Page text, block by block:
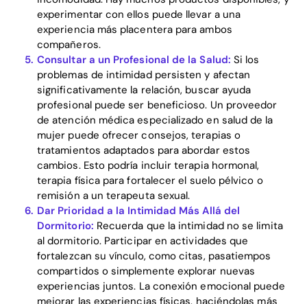
experimentar con ellos puede llevar a una
experiencia más placentera para ambos
compañeros.
Consultar a un Profesional de la Salud: Si los
problemas de intimidad persisten y afectan
significativamente la relación, buscar ayuda
profesional puede ser beneficioso. Un proveedor
de atención médica especializado en salud de la
mujer puede ofrecer consejos, terapias o
tratamientos adaptados para abordar estos
cambios. Esto podría incluir terapia hormonal,
terapia física para fortalecer el suelo pélvico o
remisión a un terapeuta sexual.
Dar Prioridad a la Intimidad Más Allá del
Dormitorio: Recuerda que la intimidad no se limita
al dormitorio. Participar en actividades que
fortalezcan su vínculo, como citas, pasatiempos
compartidos o simplemente explorar nuevas
experiencias juntos. La conexión emocional puede
mejorar las experiencias físicas, haciéndolas más